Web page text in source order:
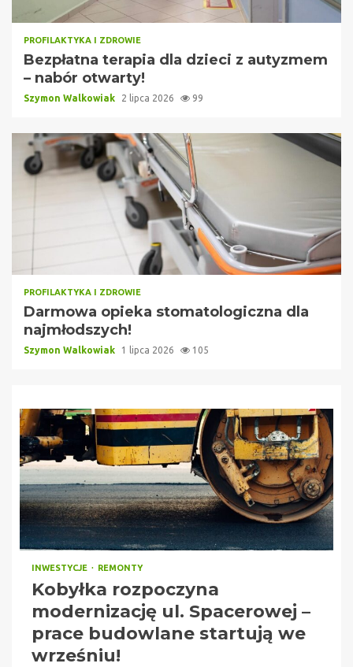
PROFILAKTYKA I ZDROWIE
Bezpłatna terapia dla dzieci z autyzmem
– nabór otwarty!
Szymon Walkowiak 2 lipca 2026 99
PROFILAKTYKA I ZDROWIE
Darmowa opieka stomatologiczna dla
najmłodszych!
Szymon Walkowiak 1 lipca 2026 105
INWESTYCJE REMONTY
Kobyłka rozpoczyna
modernizację ul. Spacerowej –
prace budowlane startują we
wrześniu!